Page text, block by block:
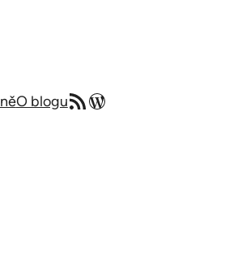
O bloguRSS zdrojMůj blog v angličtině